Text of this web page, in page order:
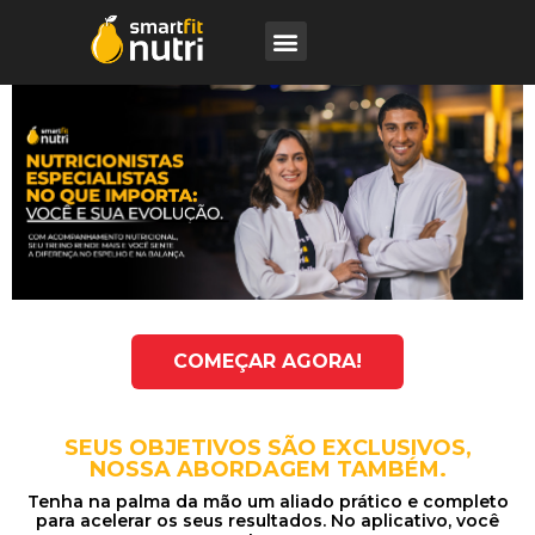
COMEÇAR AGORA!
SEUS OBJETIVOS SÃO EXCLUSIVOS,
NOSSA ABORDAGEM TAMBÉM.
Tenha na palma da mão um aliado prático e completo
para acelerar os seus resultados. No aplicativo, você